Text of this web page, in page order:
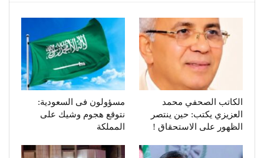
الكاتب الصحفي محمد
العزيزي يكتب: حين ينتصر
الظهور على الاستحقاق !
مسؤولون فى السعودية:
نتوقع هجوم وشيك على
المملكة